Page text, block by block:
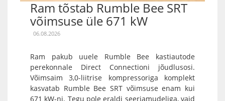
Ram tõstab Rumble Bee SRT
võimsuse üle 671 kW
06.08.2026
Ram pakub uuele Rumble Bee kastiautode
perekonnale Direct Connectioni jõudlusosi.
Võimsaim 3,0-liitrise kompressoriga komplekt
kasvatab Rumble Bee SRT võimsuse enam kui
671 kW-ni. Tegu pole eraldi seeriamudeliga, vaid